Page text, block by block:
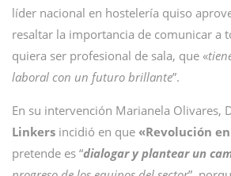
líder nacional en hostelería quiso
resaltar la importancia de comunicar a
quiera ser profesional de sala, que «
laboral con un futuro brillante”.
En su intervención Marianela Olivares,
Linkers incidió en que «Revolución
pretende es “dialogar y plantear un